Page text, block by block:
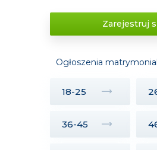
Zarejestruj
Ogłoszenia
18-25
36-45